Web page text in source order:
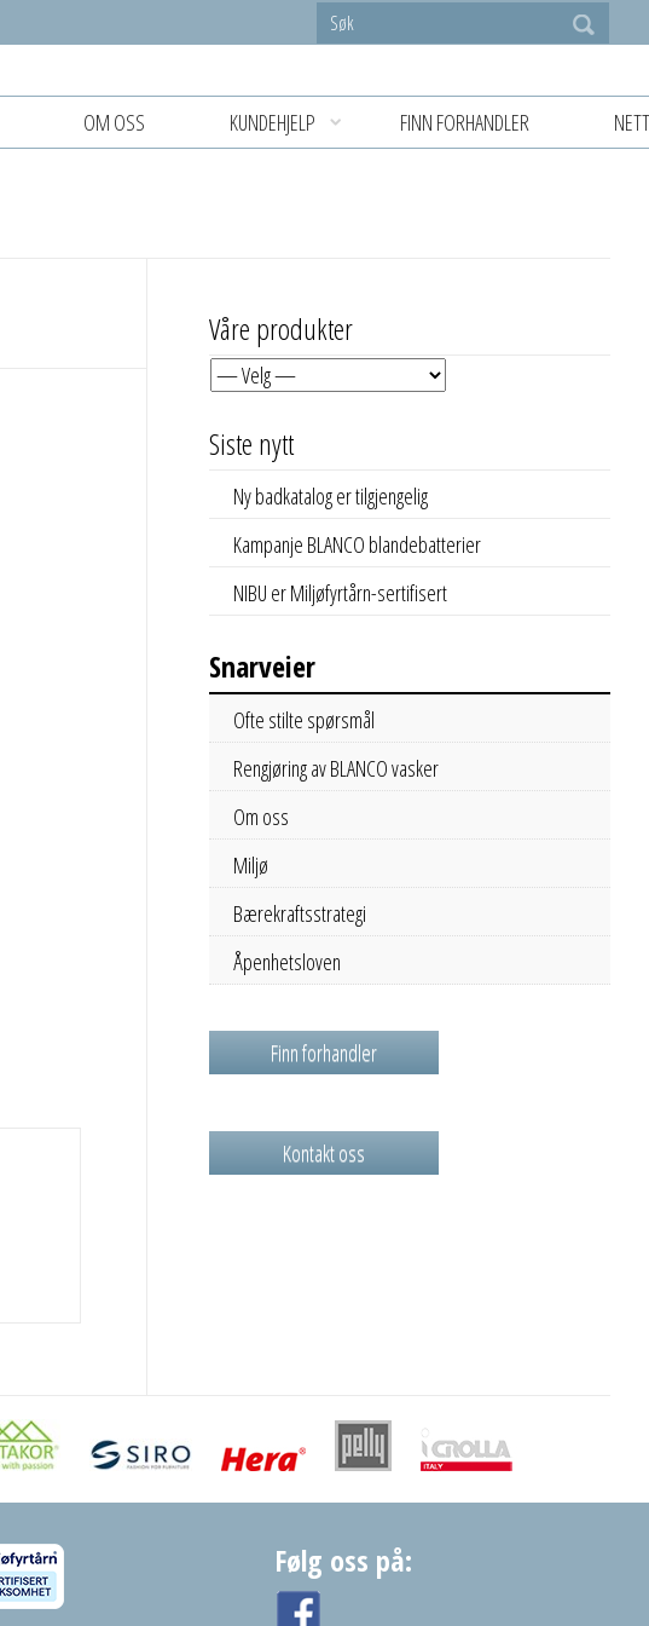
OM OSS KUNDEHJELP FINN FORHANDLER
Våre produkter
Siste nytt
Ny badkatalog er tilgjengelig
Kampanje BLANCO blandebatterier
NIBU er Miljøfyrtårn-sertifisert
Snarveier
Ofte stilte spørsmål
Rengjøring av BLANCO vasker
Om oss
Miljø
Bærekraftsstrategi
Åpenhetsloven
Finn forhandler
Kontakt oss
Følg oss på: